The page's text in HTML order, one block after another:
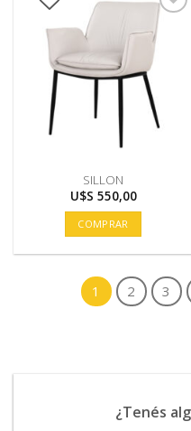
SILLON
U$S 550,00
COMPRAR
1 2 3
¿Tenés